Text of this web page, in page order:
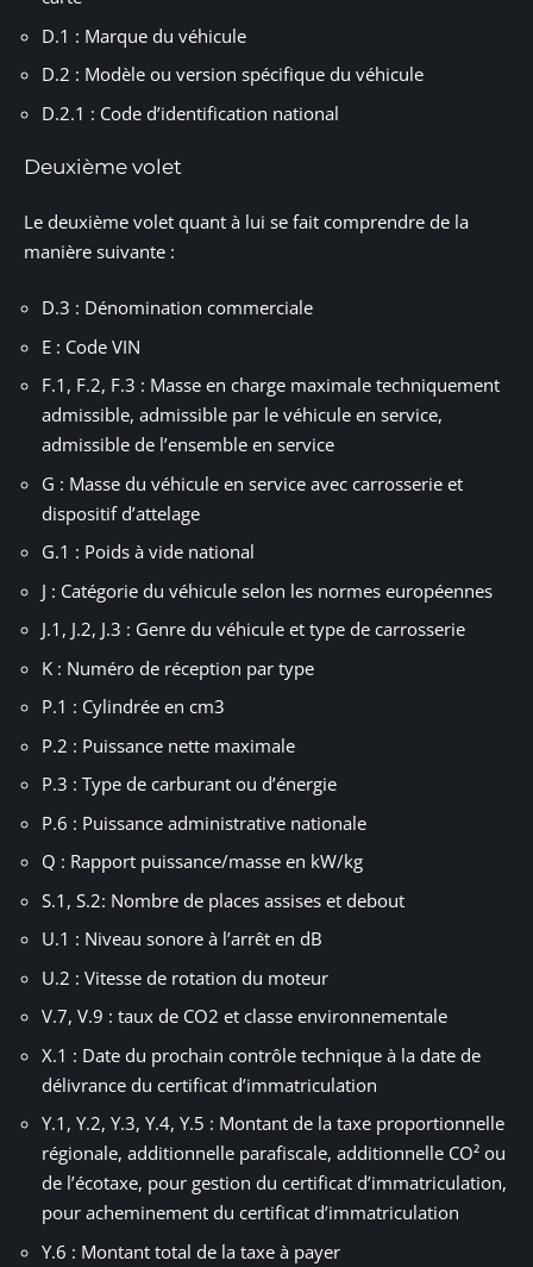
D.1 : Marque du véhicule
D.2 : Modèle ou version spécifique du véhicule
D.2.1 : Code d’identification national
Deuxième volet
Le deuxième volet quant à lui se fait comprendre de la
manière suivante :
D.3 : Dénomination commerciale
E : Code VIN
F.1, F.2, F.3 : Masse en charge maximale techniquement
admissible, admissible par le véhicule en service,
admissible de l’ensemble en service
G : Masse du véhicule en service avec carrosserie et
dispositif d’attelage
G.1 : Poids à vide national
J : Catégorie du véhicule selon les normes européennes
J.1, J.2, J.3 : Genre du véhicule et type de carrosserie
K : Numéro de réception par type
P.1 : Cylindrée en cm3
P.2 : Puissance nette maximale
P.3 : Type de carburant ou d’énergie
P.6 : Puissance administrative nationale
Q : Rapport puissance/masse en kW/kg
S.1, S.2: Nombre de places assises et debout
U.1 : Niveau sonore à l’arrêt en dB
U.2 : Vitesse de rotation du moteur
V.7, V.9 : taux de CO2 et classe environnementale
X.1 : Date du prochain contrôle technique à la date de
délivrance du certificat d’immatriculation
Y.1, Y.2, Y.3, Y.4, Y.5 : Montant de la taxe proportionnelle
régionale, additionnelle parafiscale, additionnelle CO² ou
de l’écotaxe, pour gestion du certificat d’immatriculation,
pour acheminement du certificat d’immatriculation
Y.6 : Montant total de la taxe à payer